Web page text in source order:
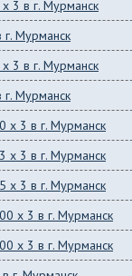
3 в г. Мурманск
г. Мурманск
3 в г. Мурманск
г. Мурманск
x 3 в г. Мурманск
x 3 в г. Мурманск
x 3 в г. Мурманск
x 3 в г. Мурманск
x 3 в г. Мурманск